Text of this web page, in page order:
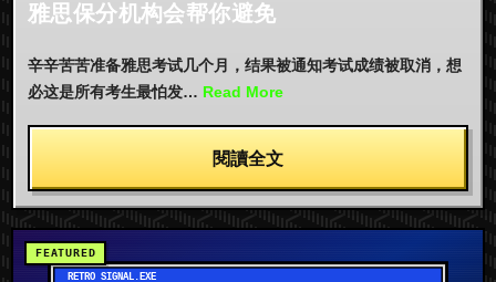
雅思保分机构会帮你避免
辛辛苦苦准备雅思考试几个月，结果被通知考试成绩被取消，想
必这是所有考生最怕发… Read More
閱讀全文